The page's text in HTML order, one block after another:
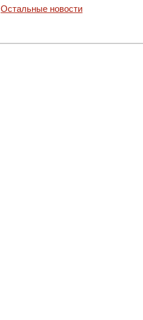
Остальные новости